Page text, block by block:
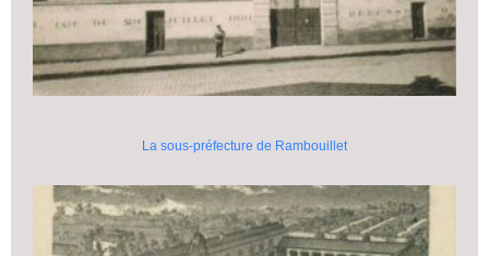
La sous-préfecture de Rambouillet